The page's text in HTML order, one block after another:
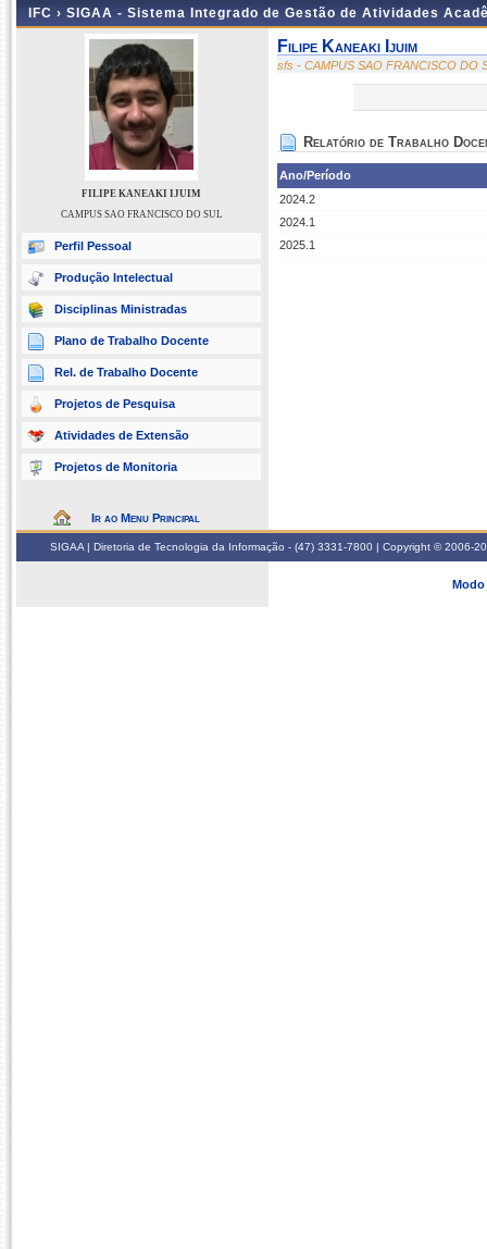
IFC › SIGAA - Sistema Integrado de Gestão de Atividades
FILIPE KANEAKI IJUIM
CAMPUS SAO FRANCISCO DO SUL
Perfil Pessoal
Produção Intelectual
Disciplinas Ministradas
Plano de Trabalho Docente
Rel. de Trabalho Docente
Projetos de Pesquisa
Atividades de Extensão
Projetos de Monitoria
Ir ao Menu Principal
Filipe Kaneaki Ijuim
sfs - CAMPUS SAO FRANCISCO DO
Relatório de Trabalho
Ano/Período
2024.2
2024.1
2025.1
SIGAA | Diretoria de Tecnologia da Informação - (47) 3331-7800 | Copyright © 2006-
Modo